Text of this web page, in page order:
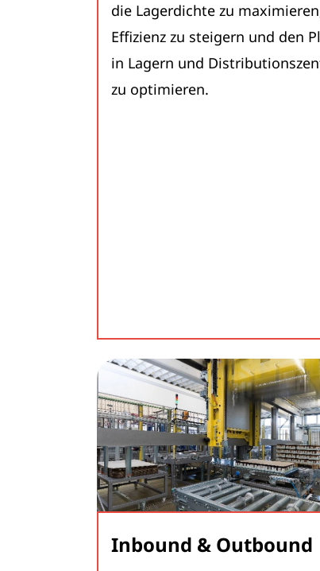
die Lagerdichte zu
Effizienz zu steigern und den
in Lagern und
zu optimieren.
Inbound & Outbound